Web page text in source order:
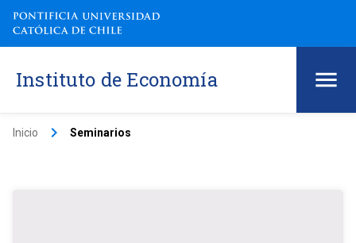
Instituto de Economía
Inicio keyboard_arrow_right Seminarios